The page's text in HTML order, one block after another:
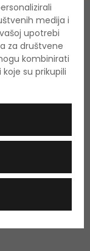
medija i
upotrebi
za društvene
kombinirati
su prikupili